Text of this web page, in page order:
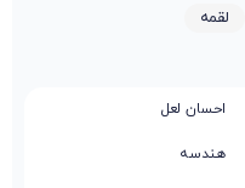
لقمه
احسان لعل
هندسه